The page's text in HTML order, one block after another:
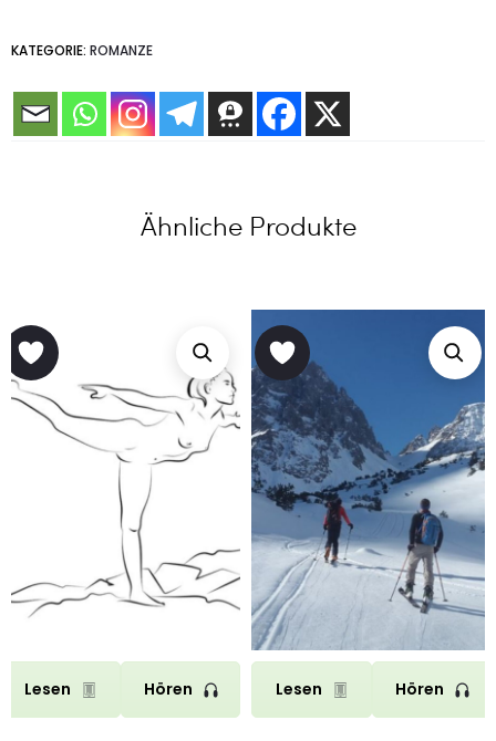
KATEGORIE: ROMANZE
Ähnliche Produkte
Lesen Hören Lesen Hören